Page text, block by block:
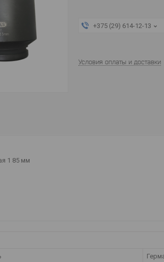
+375 (29) 614-12-13
Условия оплаты и доставки
1 85 мм